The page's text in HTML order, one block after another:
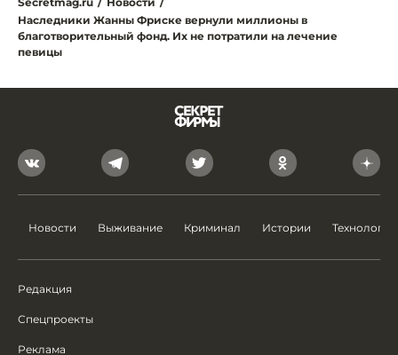
Наследники Жанны Фриске вернули миллионы в
благотворительный фонд. Их не потратили на лечение
певицы
Новости Выживание Криминал Истории Технологии
Редакция
Спецпроекты
Реклама